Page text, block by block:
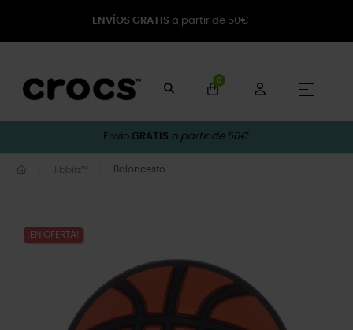
ENVÍOS GRATIS a partir de 50€
0
☰
Envío GRATIS a partir de 50€.
Jibbitz™ Baloncesto
¡EN OFERTA!